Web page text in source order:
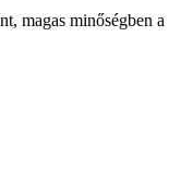
magas minőségben a